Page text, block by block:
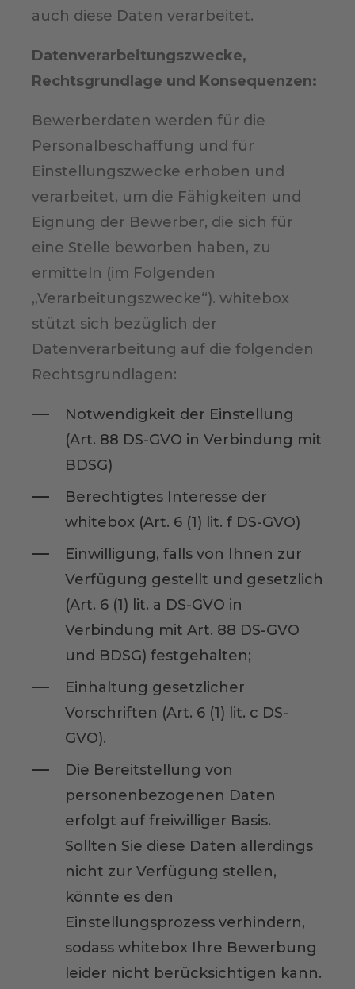
auch diese Daten verarbeitet.
Datenverarbeitungszwecke,
Rechtsgrundlage und Konsequenzen:
Bewerberdaten werden für die
Personalbeschaffung und für
Einstellungszwecke erhoben und
verarbeitet, um die Fähigkeiten und
Eignung der Bewerber, die sich für
eine Stelle beworben haben, zu
ermitteln (im Folgenden
„Verarbeitungszwecke“). whitebox
stützt sich bezüglich der
Datenverarbeitung auf die folgenden
Rechtsgrundlagen:
Notwendigkeit der Einstellung
(Art. 88 DS-GVO in Verbindung mit
BDSG)
Berechtigtes Interesse der
whitebox (Art. 6 (1) lit. f DS-GVO)
Einwilligung, falls von Ihnen zur
Verfügung gestellt und gesetzlich
(Art. 6 (1) lit. a DS-GVO in
Verbindung mit Art. 88 DS-GVO
und BDSG) festgehalten;
Einhaltung gesetzlicher
Vorschriften (Art. 6 (1) lit. c DS-
GVO).
Die Bereitstellung von
personenbezogenen Daten
erfolgt auf freiwilliger Basis.
Sollten Sie diese Daten allerdings
nicht zur Verfügung stellen,
könnte es den
Einstellungsprozess verhindern,
sodass whitebox Ihre Bewerbung
leider nicht berücksichtigen kann.